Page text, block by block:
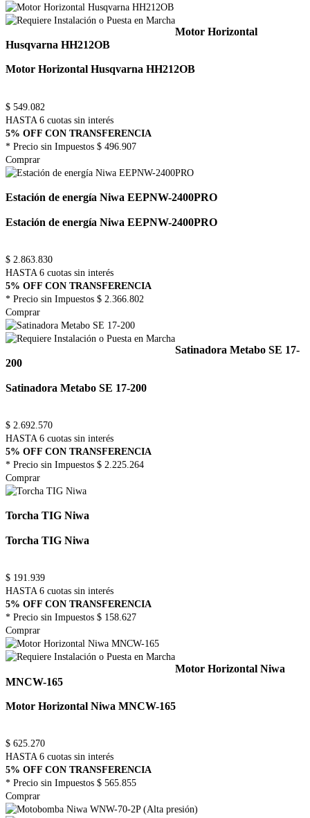
Motor Horizontal
Husqvarna HH212OB
Motor Horizontal Husqvarna HH212OB
$ 549.082
HASTA 6 cuotas sin interés
5% OFF CON TRANSFERENCIA
* Precio sin Impuestos $ 496.907
Comprar
Estación de energía Niwa EEPNW-2400PRO
Estación de energía Niwa EEPNW-2400PRO
$ 2.863.830
HASTA 6 cuotas sin interés
5% OFF CON TRANSFERENCIA
* Precio sin Impuestos $ 2.366.802
Comprar
Satinadora Metabo SE 17-
200
Satinadora Metabo SE 17-200
$ 2.692.570
HASTA 6 cuotas sin interés
5% OFF CON TRANSFERENCIA
* Precio sin Impuestos $ 2.225.264
Comprar
Torcha TIG Niwa
Torcha TIG Niwa
$ 191.939
HASTA 6 cuotas sin interés
5% OFF CON TRANSFERENCIA
* Precio sin Impuestos $ 158.627
Comprar
Motor Horizontal Niwa
MNCW-165
Motor Horizontal Niwa MNCW-165
$ 625.270
HASTA 6 cuotas sin interés
5% OFF CON TRANSFERENCIA
* Precio sin Impuestos $ 565.855
Comprar